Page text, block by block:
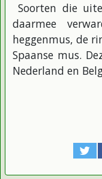
Soorten die
daarmee
heggenmus, de
Spaanse mus.
Nederland en